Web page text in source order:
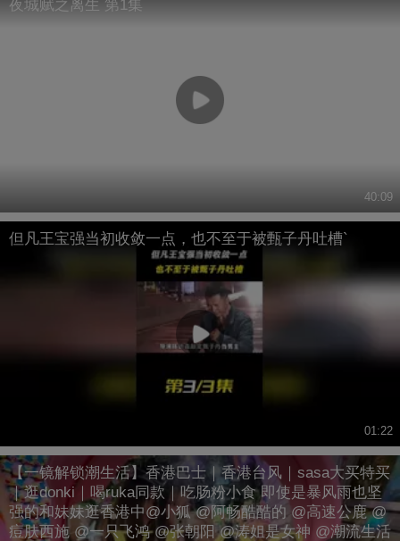
夜城赋之离生 第1集
40:09
但凡王宝强当初收敛一点，也不至于被甄子丹吐槽`
01:22
【一镜解锁潮生活】香港巴士｜香港台风｜sasa大买特买
｜逛donki｜喝ruka同款｜吃肠粉小食 即使是暴风雨也坚
强的和妹妹逛香港中@小狐 @阿畅酷酷的 @高速公鹿 @
痘肤西施 @一只飞鸿 @张朝阳 @涛姐是女神 @潮流生活